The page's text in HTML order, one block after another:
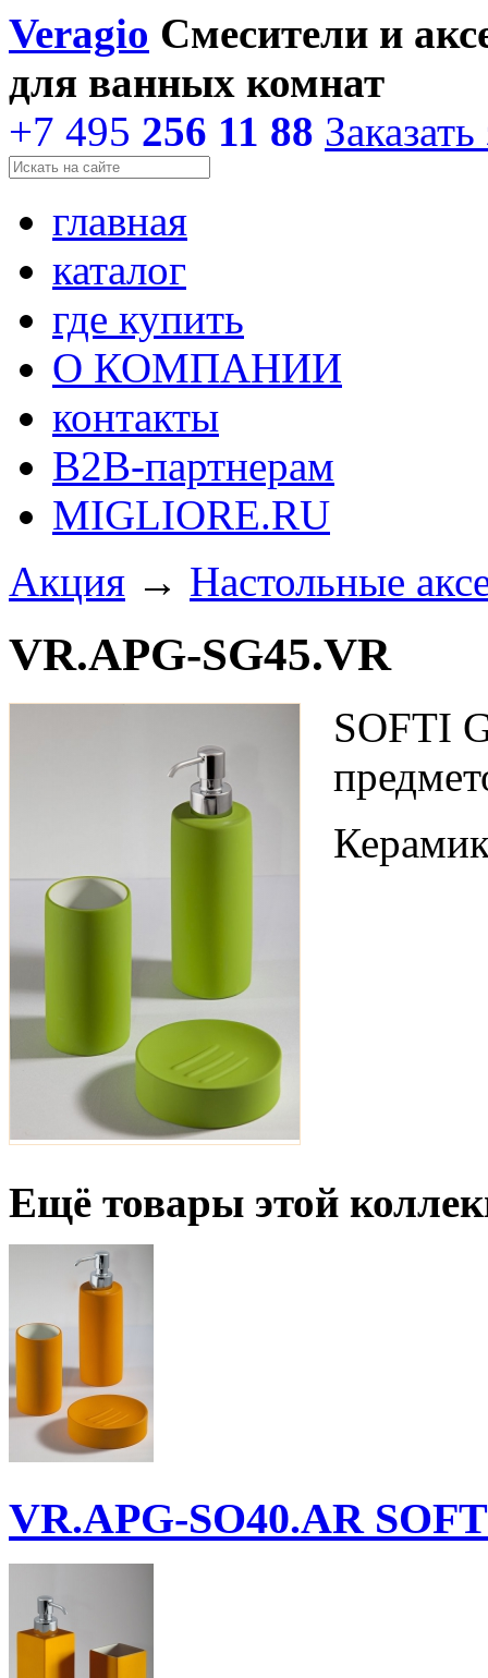
Veragio Смесители и
для ванных комнат
+7 495 256 11 88
главная
каталог
где купить
О КОМПАНИИ
контакты
В2В-партнерам
MIGLIORE.RU
Акция → Настольные
VR.APG-SG45.VR
SOFTI
Ещё товары этой
VR.APG-SO40.AR